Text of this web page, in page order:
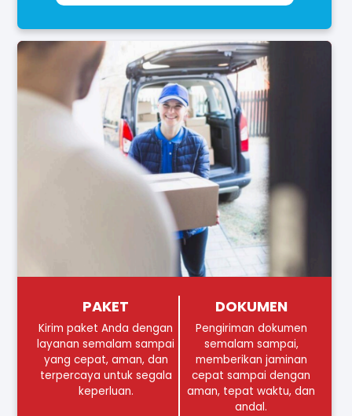
PAKET
Kirim paket Anda dengan
layanan semalam sampai
yang cepat, aman, dan
terpercaya untuk segala
keperluan.
DOKUMEN
Pengiriman dokumen
semalam sampai,
memberikan jaminan
cepat sampai dengan
aman, tepat waktu, dan
andal.